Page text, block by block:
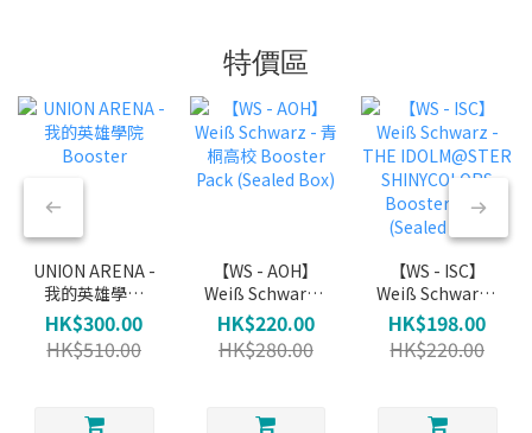
特價區
UNION ARENA -
我的英雄學院
Booster
HK$300.00
HK$510.00
【WS - AOH】
Weiß Schwarz -
青桐高校
Booster Pack
(Sealed Box)
HK$220.00
HK$280.00
【WS - ISC】
Weiß Schwarz -
THE
IDOLM@STER
SHINYCOLORS
HK$198.00
HK$220.00